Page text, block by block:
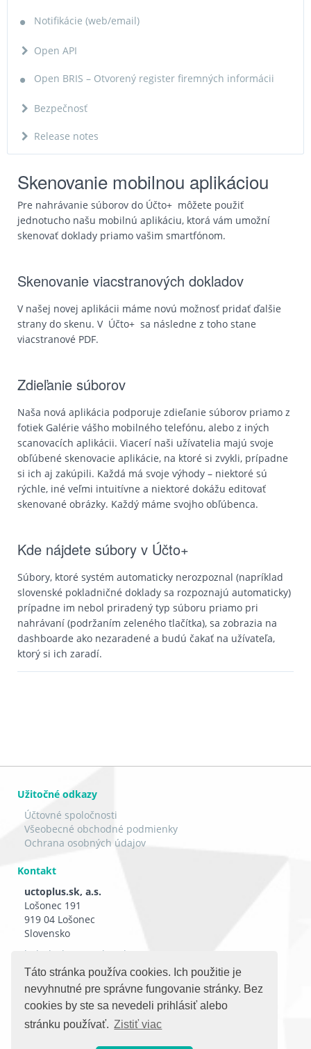
Táto stránka používa cookies. Ich použitie je
nevyhnutné pre správne fungovanie stránky. Bez
cookies by ste sa nevedeli prihlásiť alebo
stránku používať. Zistiť viac
Notifikácie (web/email)
Open API
Open BRIS – Otvorený register firemných informácii
Bezpečnosť
Release notes
Skenovanie mobilnou aplikáciou
Pre nahrávanie súborov do Účto+ môžete použiť
jednotucho našu mobilnú aplikáciu, ktorá vám umožní
skenovať doklady priamo vašim smartfónom.
Skenovanie viacstranových dokladov
V našej novej aplikácii máme novú možnosť pridať ďalšie
strany do skenu. V Účto+ sa následne z toho stane
viacstranové PDF.
Zdieľanie súborov
Naša nová aplikácia podporuje zdieľanie súborov priamo z
fotiek Galérie vášho mobilného telefónu, alebo z iných
scanovacích aplikácii. Viacerí naši užívatelia majú svoje
obľúbené skenovacie aplikácie, na ktoré si zvykli, prípadne
si ich aj zakúpili. Každá má svoje výhody – niektoré sú
rýchle, iné veľmi intuitívne a niektoré dokážu editovať
skenované obrázky. Každý máme svojho obľúbenca.
Kde nájdete súbory v Účto+
Súbory, ktoré systém automaticky nerozpoznal (napríklad
slovenské pokladničné doklady sa rozpoznajú automaticky)
prípadne im nebol priradený typ súboru priamo pri
nahrávaní (podržaním zeleného tlačítka), sa zobrazia na
dashboarde ako nezaradené a budú čakať na užívateľa,
ktorý si ich zaradí.
Užitočné odkazy
Účtovné spoločnosti
Všeobecné obchodné podmienky
Ochrana osobných údajov
Kontakt
uctoplus.sk, a.s.
Lošonec 191
919 04 Lošonec
Slovensko
helpdesk@uctoplus.sk
Sociálne siete